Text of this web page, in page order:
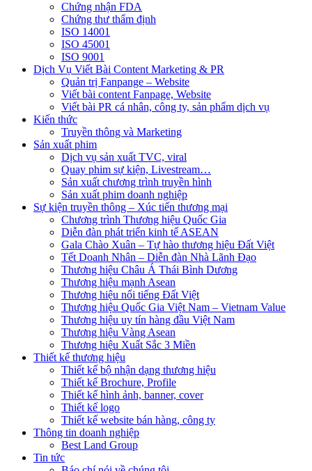
Chứng nhận FDA
Chứng thư thẩm định
ISO 14001
ISO 45001
ISO 9001
Dịch Vụ Viết Bài Content Marketing & PR
Quản trị Fanpange – Website
Viết bài content Fanpage, Website
Viết bài PR cá nhân, công ty, sản phẩm dịch vụ
Kiến thức
Truyền thông và Marketing
Sản xuất phim
Dịch vụ sản xuất TVC, viral
Quay phim sự kiện, Livestream…
Sản xuất chương trình truyền hình
Sản xuất phim doanh nghiệp
Sự kiện truyền thông – Xúc tiến thương mại
Chương trình Thương hiệu Quốc Gia
Diễn đàn phát triển kinh tế ASEAN
Gala Chào Xuân – Tự hào thương hiệu Đất Việt
Tết Doanh Nhân – Diễn đàn Nhà Lãnh Đạo
Thương hiệu Châu Á Thái Bình Dương
Thương hiệu mạnh Asean
Thương hiệu nổi tiếng Đất Việt
Thương hiệu Quốc Gia Việt Nam – Vietnam Value
Thương hiệu uy tín hàng đầu Việt Nam
Thương hiệu Vàng Asean
Thương hiệu Xuất Sắc 3 Miền
Thiết kế thương hiệu
Thiết kế bộ nhận dạng thương hiệu
Thiết kế Brochure, Profile
Thiết kế hình ảnh, banner, cover
Thiết kế logo
Thiết kế website bán hàng, công ty
Thông tin doanh nghiệp
Best Land Group
Tin tức